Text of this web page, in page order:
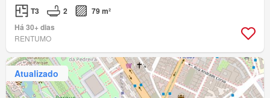
T3 2
79 m²
Há 30+ dias
RENTUMO
Atualizado